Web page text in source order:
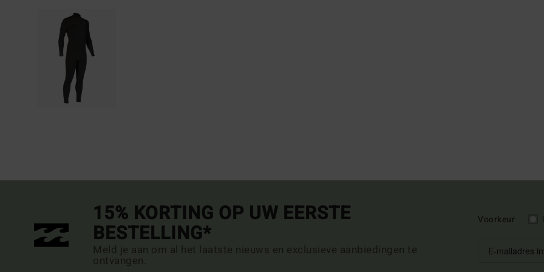
15% KORTING OP UW EERSTE
BESTELLING*
Meld je aan om al het laatste nieuws en exclusieve aanbiedingen te
ontvangen.
Voorkeur